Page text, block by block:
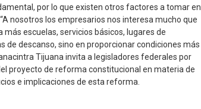
por lo que existen otros factores a tomar en
nosotros los empresarios nos interesa mucho que
escuelas, servicios básicos, lugares de
de descanso, sino en proporcionar condiciones más
Tijuana invita a legisladores federales por
proyecto de reforma constitucional en materia de
e implicaciones de esta reforma.